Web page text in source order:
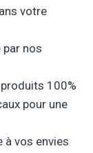
votre
par nos
100%
pour une
à vos envies